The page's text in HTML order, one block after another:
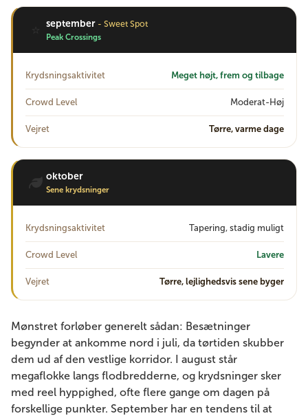
september - Sweet Spot
Peak Crossings
Krydsningsaktivitet Meget højt, frem og tilbage
Crowd Level Moderat-Høj
Vejret Tørre, varme dage
oktober
Sene krydsninger
Krydsningsaktivitet Tapering, stadig muligt
Crowd Level Lavere
Vejret Tørre, lejlighedsvis sene byger
Mønstret forløber generelt sådan: Besætninger
begynder at ankomme nord i juli, da tørtiden skubber
dem ud af den vestlige korridor. I august står
megaflokke langs flodbredderne, og krydsninger sker
med reel hyppighed, ofte flere gange om dagen på
forskellige punkter. September har en tendens til at